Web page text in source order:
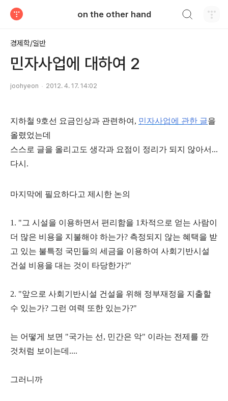
on the other hand
경제학/일반
민자사업에 대하여 2
joohyeon 2012. 4. 17. 14:02
지하철 9호선 요금인상과 관련하여, 민자사업에 관한 글을
올렸었는데
스스로 글을 올리고도 생각과 요점이 정리가 되지 않아서...
다시.
마지막에 필요하다고 제시한 논의
1. "그 시설을 이용하면서 편리함을 1차적으로 얻는 사람이
더 많은 비용을 지불해야 하는가? 측정되지 않는 혜택을 받
고 있는 불특정 국민들의 세금을 이용하여 사회기반시설
건설 비용을 대는 것이 타당한가?"
2. "앞으로 사회기반시설 건설을 위해 정부재정을 지출할
수 있는가? 그런 여력 또한 있는가?"
는 어떻게 보면 "국가는 선, 민간은 악" 이라는 전제를 깐
것처럼 보이는데....
그러니까